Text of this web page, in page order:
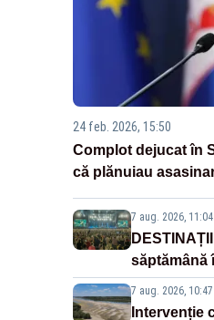
24 feb. 2026, 15:50
Complot dejucat în
că plănuiau
7 aug. 2026, 11:04
săptămână
7 aug. 2026, 10:47
Intervenție